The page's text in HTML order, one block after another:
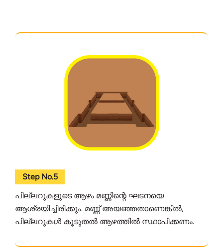
Step No.5
പില്ലറുകളുടെ ആഴം മണ്ണിന്റെ ഘടനയെ
ആശ്രയിച്ചിരിക്കും. മണ്ണ് അയഞ്ഞതാണെങ്കിൽ,
പില്ലറുകള്‍ കൂടുതൽ ആഴത്തിൽ സ്ഥാപിക്കണം.